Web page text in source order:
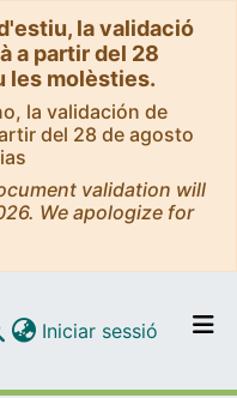
la validació
a partir del 28
les molèsties.
la validación de
del 28 de agosto
validation will
We apologize for
Iniciar sessió (current)